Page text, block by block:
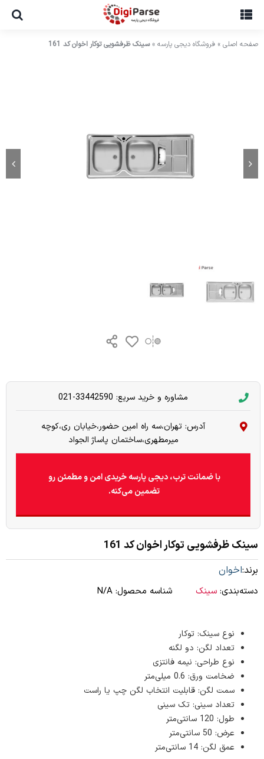
صفحه اصلی » فروشگاه دیجی پارسه »سینک ظرفشویی توکار اخوان کد 161
مشاوره و خرید سریع: 33442590-021
آدرس: تهران،سه راه امین حضور،خیابان ری،کوچه
میرمطهری،ساختمان پاساژ الجواد
با ضمانت ترب، دیجی پارسه خریدی امن و مطمئن رو
تضمین می‌کنه.
سینک ظرفشویی توکار اخوان کد 161
برند:اخوان
دسته‌بندی: سینک شناسه محصول: N/A
نوع سینک: توکار
تعداد لگن: دو لگنه
نوع طراحی: نیمه فانتزی
ضخامت ورق: 0.6 میلی‌متر
سمت لگن: قابلیت انتخاب لگن چپ یا راست
تعداد سینی: تک سینی
طول: 120 سانتی‌متر
عرض: 50 سانتی‌متر
عمق لگن: 14 سانتی‌متر